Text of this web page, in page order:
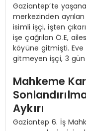
Gaziantep’te
merkezinden
isimli işçi, işten
işe çağrılan Ö.E,
köyüne gitmişti. Eve
gitmeyen işçi, 3 gün
Mahkeme
Aykırı
Gaziantep 6. İş